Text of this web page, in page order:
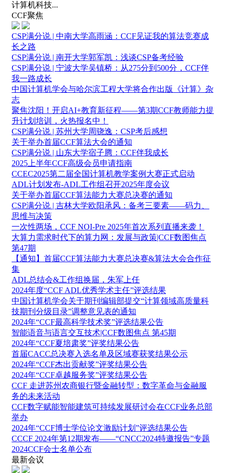
计算机科技...
CCF聚焦
CSP满分说 | 中南大学高雨涵：CCF见证我的算法竞赛成
长之路
CSP满分说 | 南开大学郭军凯：浅谈CSP备考经验
CSP满分说 | 宁波大学吴镇桥：从275分到500分，CCF伴
我一路成长
中国计算机学会与哈尔滨工程大学将合作出版《计算》杂
志
聚焦沈阳！开启AI+教育新征程——第3期CCF教师能力提
升计划培训，火热报名中！
CSP满分说 | 苏州大学周骁逸：CSP考后感想
关于举办首届CCF算法大会的通知
CSP满分说 | 山东大学宿子腾：CCF伴我成长
2025上半年CCF高级会员申请指南
CCEC2025第二届全国计算机教学案例大赛正式启动
ADL计划发布-ADL工作组召开2025年度会议
关于举办首届CCF算法能力大赛总决赛的通知
CSP满分说 | 吉林大学欧阳承风：备考三要素——码力、
思维与决策
一次性两场，CCF NOI-Pre 2025年首次系列直播来袭！
大算力需求时代下的算力网：发展与政策|CCF数图焦点
第47期
【通知】首届CCF算法能力大赛总决赛&算法大会合作征
集
ADL总结会&工作组换届，朱军上任
2024年度“CCF ADL优秀学术主任”评选结果
中国计算机学会关于期刊编辑部提交“计算领域高质量科
技期刊分级目录”调整意见表的通知
2024年“CCF最高科学技术奖”评选结果公告
智能语音与语言交互技术|CCF数图焦点 第45期
2024年“CCF夏培肃奖”评奖结果公告
首届CACC总决赛入选名单及区域赛获奖结果公示
2024年“CCF杰出贡献奖”评奖结果公告
2024年“CCF卓越服务奖”评奖结果公告
CCF 走进苏州农商银行暨金融转型：数字革命与金融服
务的未来活动
CCF数字赋能智能建筑可持续发展研讨会在CCF业务总部
举办
2024年“CCF博士学位论文激励计划”评选结果公告
CCCF 2024年第12期发布——“CNCC2024特邀报告”专题
2024CCF会士名单公布
最新会议